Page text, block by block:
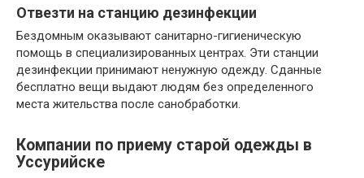
Отвезти на станцию дезинфекции
Бездомным оказывают санитарно-гигиеническую
помощь в специализированных центрах. Эти станции
дезинфекции принимают ненужную одежду. Сданные
бесплатно вещи выдают людям без определенного
места жительства после санобработки.
Компании по приему старой одежды в
Уссурийске